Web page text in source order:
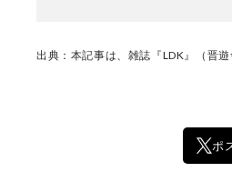
出典：本記事は、雑誌『LDK』（晋
ポ